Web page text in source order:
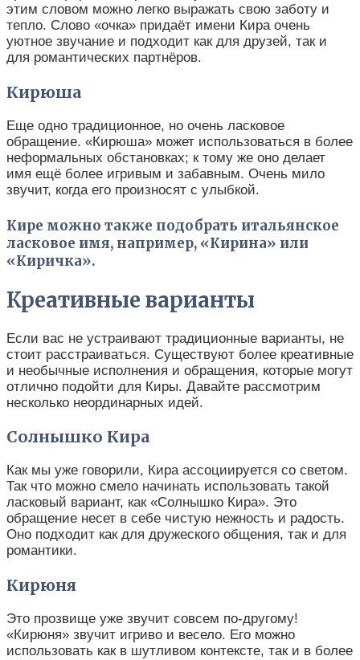
этим словом можно легко выражать свою заботу и
тепло. Слово «очка» придаёт имени Кира очень
уютное звучание и подходит как для друзей, так и
для романтических партнёров.
Кирюша
Еще одно традиционное, но очень ласковое
обращение. «Кирюша» может использоваться в более
неформальных обстановках; к тому же оно делает
имя ещё более игривым и забавным. Очень мило
звучит, когда его произносят с улыбкой.
Кире можно также подобрать итальянское
ласковое имя, например, «Кирина» или
«Киричка».
Креативные варианты
Если вас не устраивают традиционные варианты, не
стоит расстраиваться. Существуют более креативные
и необычные исполнения и обращения, которые могут
отлично подойти для Киры. Давайте рассмотрим
несколько неординарных идей.
Солнышко Кира
Как мы уже говорили, Кира ассоциируется со светом.
Так что можно смело начинать использовать такой
ласковый вариант, как «Солнышко Кира». Это
обращение несет в себе чистую нежность и радость.
Оно подходит как для дружеского общения, так и для
романтики.
Кирюня
Это прозвище уже звучит совсем по-другому!
«Кирюня» звучит игриво и весело. Его можно
использовать как в шутливом контексте, так и в более